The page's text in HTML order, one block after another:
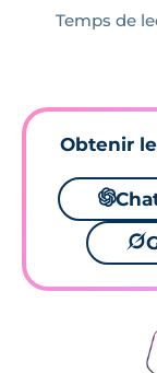
Temps de
Obtenir
🌌
🪐